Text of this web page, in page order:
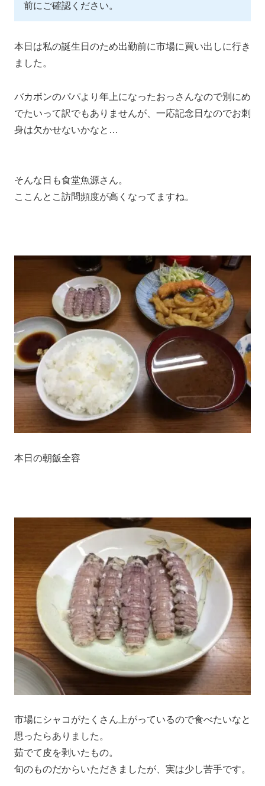
前にご確認ください。
本日は私の誕生日のため出勤前に市場に買い出しに行き
ました。
バカボンのパパより年上になったおっさんなので別にめ
でたいって訳でもありませんが、一応記念日なのでお刺
身は欠かせないかなと…
そんな日も食堂魚源さん。
ここんとこ訪問頻度が高くなってますね。
本日の朝飯全容
市場にシャコがたくさん上がっているので食べたいなと
思ったらありました。
茹でて皮を剥いたもの。
旬のものだからいただきましたが、実は少し苦手です。